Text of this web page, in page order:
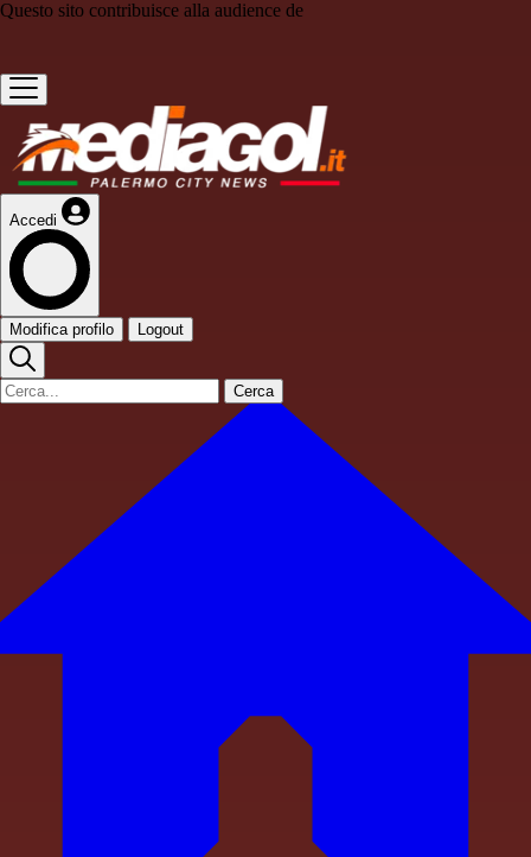
Questo sito contribuisce alla audience de
Accedi
Modifica profilo Logout
Cerca